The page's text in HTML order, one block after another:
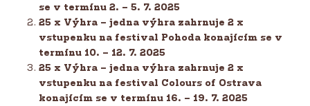
se v termínu 2. – 5. 7. 2025
25 x Výhra – jedna výhra zahrnuje 2 x
vstupenku na festival Pohoda konajícím se v
termínu 10. – 12. 7. 2025
25 x Výhra – jedna výhra zahrnuje 2 x
vstupenku na festival Colours of Ostrava
konajícím se v termínu 16. – 19. 7. 2025